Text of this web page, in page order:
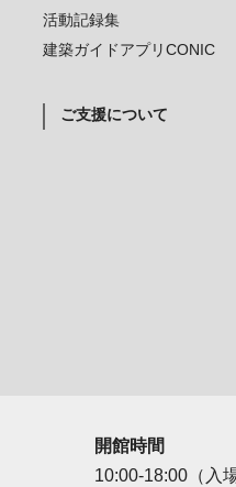
活動記録集
建築ガイドアプリCONIC
ご支援について
開館時間
10:00-18:00（入